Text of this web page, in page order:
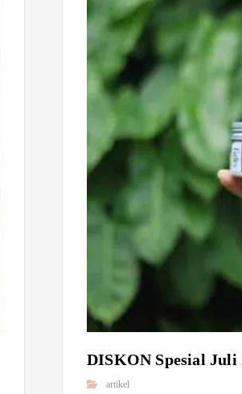
DISKON Spesial Juli
artikel